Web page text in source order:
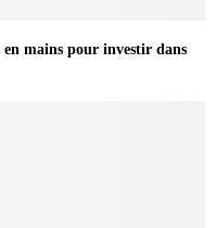
mains pour investir dans